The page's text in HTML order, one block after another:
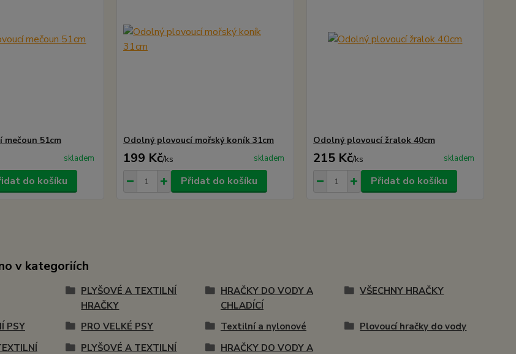
51cm
skladem
do košíku
Odolný plovoucí mořský koník 31cm
199 Kč/ks skladem
Přidat do košíku
Odolný plovoucí žralok 40cm
215 Kč/ks skladem
Přidat do košíku
v kategoriích
PLYŠOVÉ A TEXTILNÍ
HRAČKY
HRAČKY DO VODY A
CHLADÍCÍ
VŠECHNY HRAČKY
PSY PRO VELKÉ PSY Textilní a nylonové
Plovoucí hračky do vody
PLYŠOVÉ A TEXTILNÍ
HRAČKY DO VODY A